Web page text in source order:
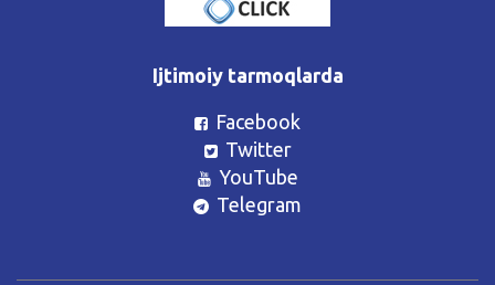
Ijtimoiy tarmoqlarda
Facebook
Twitter
YouTube
Telegram